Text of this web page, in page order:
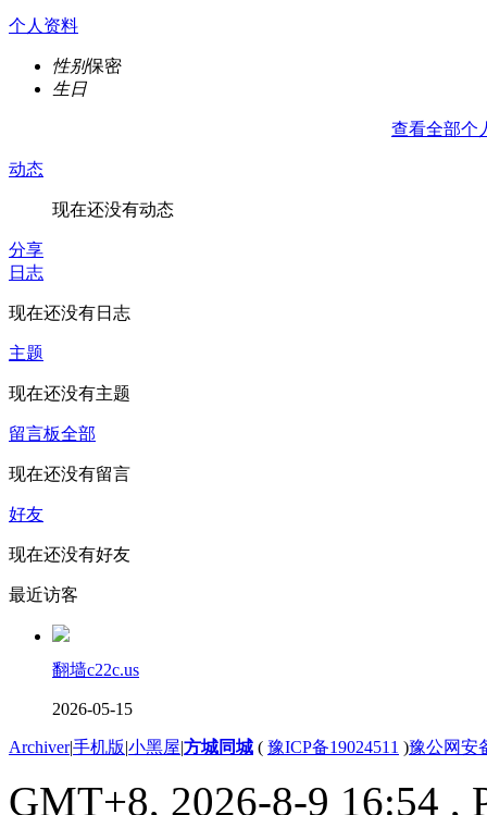
个人资料
性别保密
生日
查看全部个
动态
现在还没有动态
分享
日志
现在还没有日志
主题
现在还没有主题
留言板全部
现在还没有留言
好友
现在还没有好友
最近访客
翻墙c22c.us
2026-05-15
Archiver|手机版|小黑屋|方城同城 ( 豫ICP备19024511 )豫公网安
GMT+8, 2026-8-9 16:54 ,